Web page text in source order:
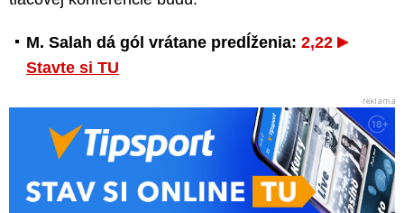
M. Salah dá gól vrátane predĺženia: 2,22
Stavte si TU